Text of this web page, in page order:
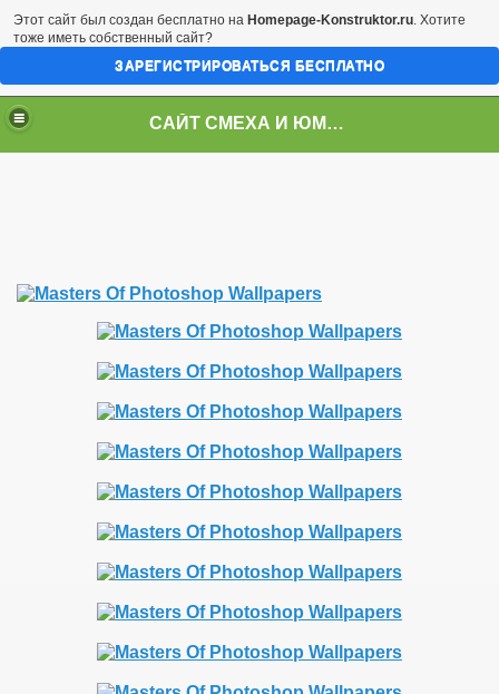
CАЙТ СМЕХА И ЮМОРА
Этот сайт был создан бесплатно на Homepage-Konstruktor.ru. Хотите
тоже иметь собственный сайт?
ЗАРЕГИСТРИРОВАТЬСЯ БЕСПЛАТНО